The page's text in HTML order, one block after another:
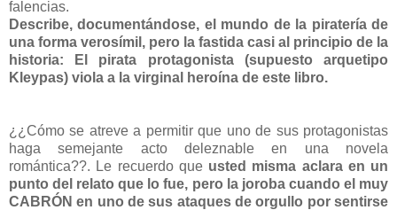
falencias.
Describe, documentándose, el mundo de la piratería de
una forma verosímil, pero la fastida casi al principio de la
historia: El pirata protagonista (supuesto arquetipo
Kleypas) viola a la virginal heroína de este libro.
¿¿Cómo se atreve a permitir que uno de sus protagonistas
haga semejante acto deleznable en una novela
romántica??. Le recuerdo que usted misma aclara en un
punto del relato que lo fue, pero la joroba cuando el muy
CABRÓN en uno de sus ataques de orgullo por sentirse